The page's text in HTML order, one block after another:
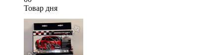
Товар дня